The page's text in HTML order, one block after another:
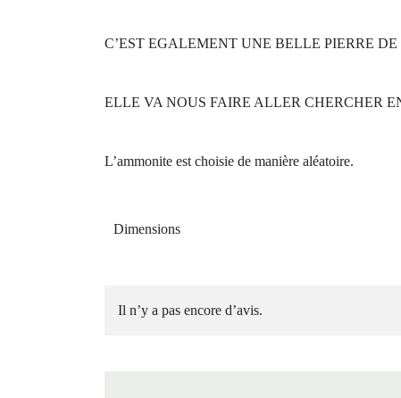
C’EST EGALEMENT UNE BELLE PIERRE
ELLE VA NOUS FAIRE ALLER CHERCHER
L’ammonite est choisie de manière aléatoire.
Dimensions
Il n’y a pas encore d’avis.